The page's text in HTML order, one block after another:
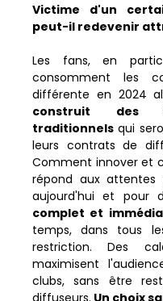
Victime d'un
peut-il redevenir
Les fans, en
consomment les
différente en 2024
construit des
traditionnels qui
leurs contrats de
Comment innover et
répond aux attentes
aujourd'hui et pour
complet et
temps, dans tous
restriction. Des
maximisent
clubs, sans être
diffuseurs. Un choix